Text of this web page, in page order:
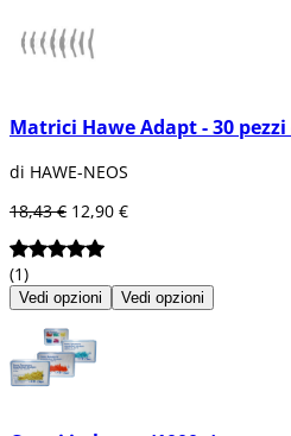
Matrici Hawe Adapt - 30
di HAWE-NEOS
18,43 € 12,90 €
(1)
Vedi opzioni Vedi opzioni